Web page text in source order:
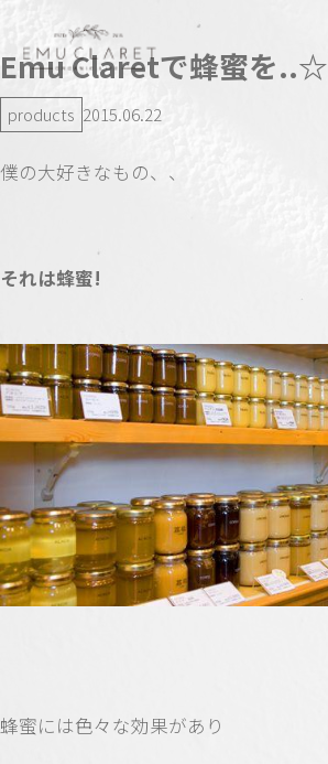
Emu Claretで蜂蜜を..☆
products 2015.06.22
僕の大好きなもの、、
それは蜂蜜!
蜂蜜には色々な効果があり